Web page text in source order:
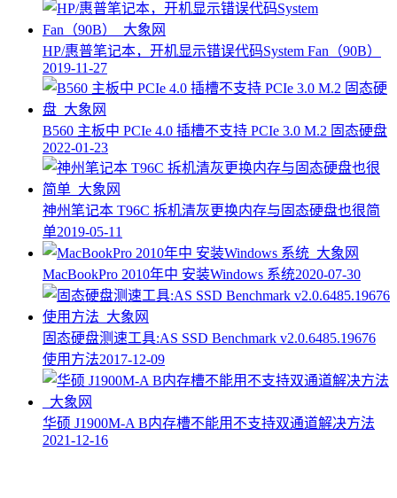
HP/惠普笔记本，开机显示错误代码System Fan（90B）
2019-11-27
B560 主板中 PCIe 4.0 插槽不支持 PCIe 3.0 M.2 固态硬盘
2022-01-23
神州笔记本 T96C 拆机清灰更换内存与固态硬盘也很简
单2019-05-11
MacBookPro 2010年中 安装Windows 系统2020-07-30
固态硬盘测速工具:AS SSD Benchmark v2.0.6485.19676
使用方法2017-12-09
华硕 J1900M-A B内存槽不能用不支持双通道解决方法
2021-12-16